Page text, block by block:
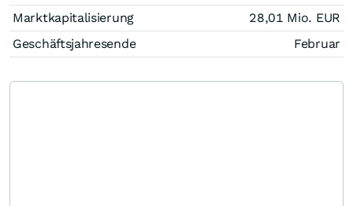
Marktkapitalisierung
28,01 Mio. EUR
Geschäftsjahresende
Februar